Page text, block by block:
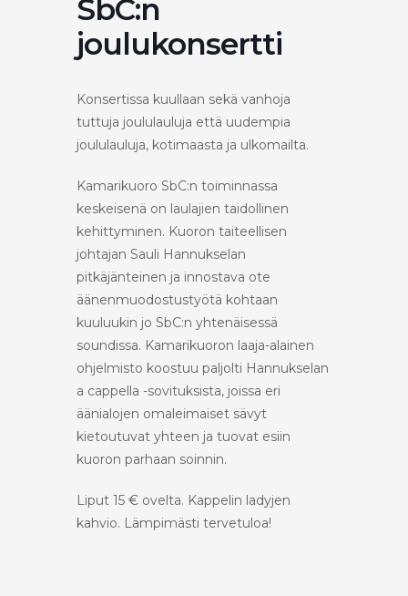
SbC:n
joulukonsertti
Konsertissa kuullaan sekä vanhoja
tuttuja joululauluja että uudempia
joululauluja, kotimaasta ja ulkomailta.
Kamarikuoro SbC:n toiminnassa
keskeisenä on laulajien taidollinen
kehittyminen. Kuoron taiteellisen
johtajan Sauli Hannukselan
pitkäjänteinen ja innostava ote
äänenmuodostustyötä kohtaan
kuuluukin jo SbC:n yhtenäisessä
soundissa. Kamarikuoron laaja-alainen
ohjelmisto koostuu paljolti Hannukselan
a cappella -sovituksista, joissa eri
äänialojen omaleimaiset sävyt
kietoutuvat yhteen ja tuovat esiin
kuoron parhaan soinnin.
Liput 15 € ovelta. Kappelin ladyjen
kahvio. Lämpimästi tervetuloa!